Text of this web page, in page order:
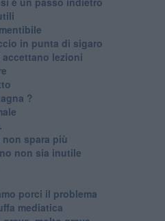
in punta di sigaro
lezioni
?
spara più
non sia inutile
porci il problema
mediatica